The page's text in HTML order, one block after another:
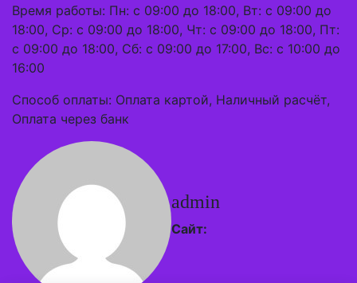
Время работы: Пн: с 09:00 до 18:00, Вт: с 09:00 до
18:00, Ср: с 09:00 до 18:00, Чт: с 09:00 до 18:00, Пт:
с 09:00 до 18:00, Сб: с 09:00 до 17:00, Вс: с 10:00 до
16:00
Способ оплаты: Оплата картой, Наличный расчёт,
Оплата через банк
admin
Сайт: